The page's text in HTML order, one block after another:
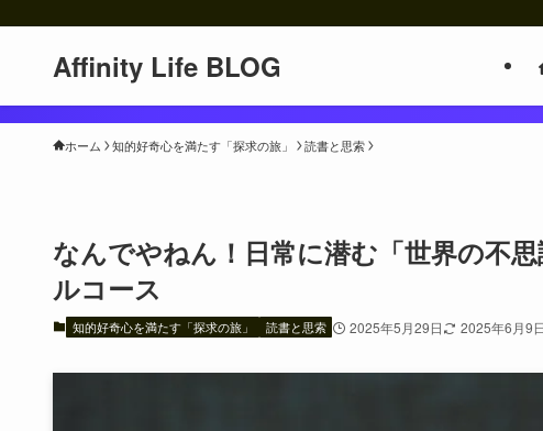
Affinity Life BLOG
ホーム 知的好奇心を満たす「探求の旅」 読書と思索
なんでやねん！日常に潜む「世界の不
ルコース
知的好奇心を満たす「探求の旅」 読書と思索 2025年5月29日 2025年6月9日